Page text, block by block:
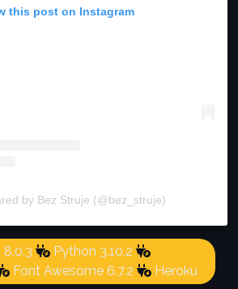
this post on Instagram
by Bez Struje (@bez_struje)
8.0.3
Python 3.10.2
Font Awesome 6.7.2 Heroku